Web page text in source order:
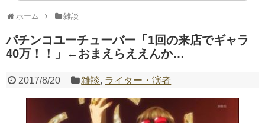
いヤバいか教えて？...
ホーム 雑談
パチンコユーチューバー「1回の来店でギャラ
40万！！」←おまえらええんか…
2017/8/20 雑談, ライター・演者